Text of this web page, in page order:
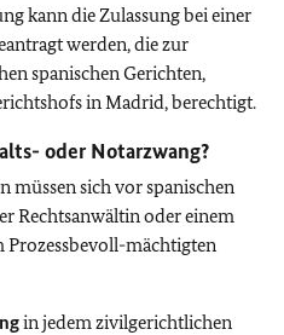
kann die Zulassung bei einer
werden, die zur
spanischen Gerichten,
in Madrid, berechtigt.
oder Notarzwang?
müssen sich vor spanischen
Rechtsanwältin oder einem
Prozessbevoll-mächtigten
in jedem zivilgerichtlichen